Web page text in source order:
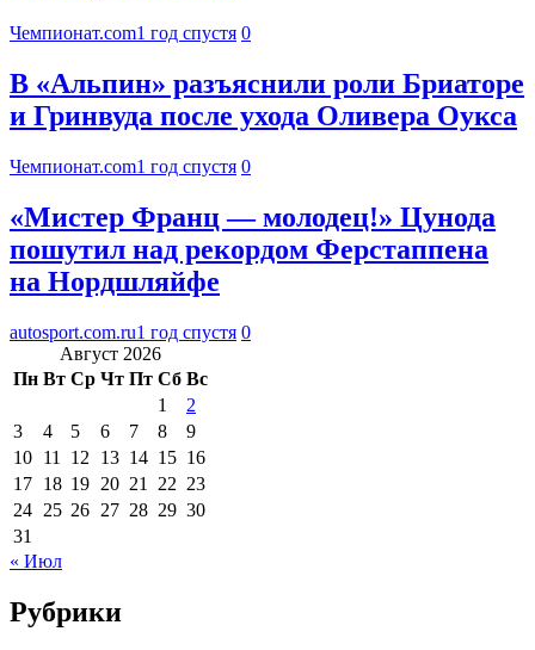
Чемпионат.com1 год спустя 0
В «Альпин» разъяснили роли Бриаторе
и Гринвуда после ухода Оливера Оукса
Чемпионат.com1 год спустя 0
«Мистер Франц — молодец!» Цунода
пошутил над рекордом Ферстаппена
на Нордшляйфе
autosport.com.ru1 год спустя 0
Август 2026
Пн Вт Ср Чт Пт Сб Вс
1
2
3
4 5 6 7 8
9
10 11 12 13 14 15 16
17 18 19 20 21 22 23
24 25 26 27 28 29 30
31
« Июл
Рубрики